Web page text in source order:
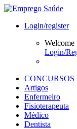
Login/register
Welcome
Login/
CONCURSOS
Artigos
Enfermeiro
Fisioterapeuta
Médico
Dentista